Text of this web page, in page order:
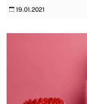
19.01.2021